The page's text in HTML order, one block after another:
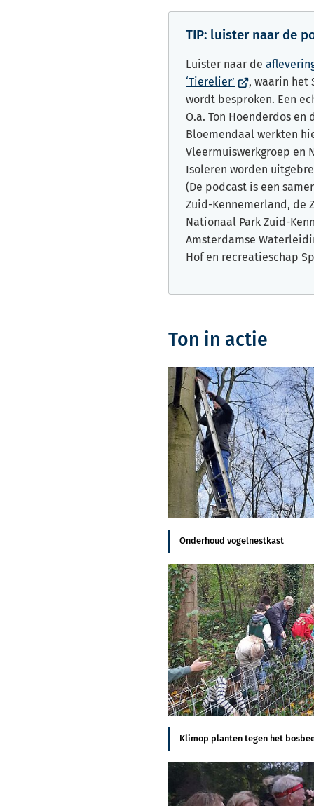
TIP: luister naar de
Luister naar de
‘Tierelier’ (Verwijst
naar
een
externe
website)
, waarin het
wordt besproken. Een
O.a. Ton Hoenderdos en
Bloemendaal werkten
Vleermuiswerkgroep en
Isoleren worden
(De podcast is een
Zuid-Kennemerland, de
Nationaal Park Zuid-
Amsterdamse
Hof en recreatieschap
Ton in actie
Onderhoud vogelnestkast
Klimop planten tegen het